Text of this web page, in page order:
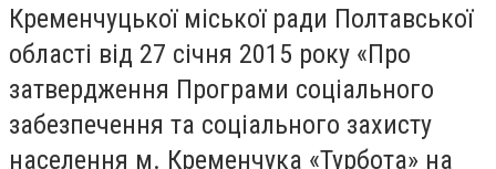
Кременчуцької міської ради Полтавської
області від 27 січня 2015 року «Про
затвердження Програми соціального
забезпечення та соціального захисту
населення м. Кременчука «Турбота» на